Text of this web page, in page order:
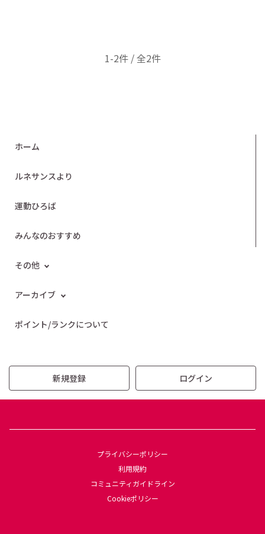
1-2件 / 全2件
ホーム
ルネサンスより
運動ひろば
みんなのおすすめ
その他
アーカイブ
ポイント/ランクについて
新規登録 ログイン
プライバシーポリシー
利用規約
コミュニティガイドライン
Cookieポリシー